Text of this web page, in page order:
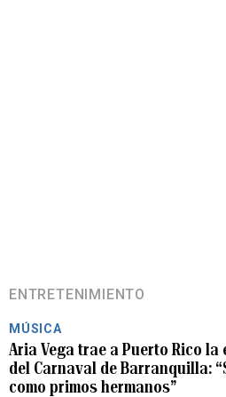
ENTRETENIMIENTO
MÚSICA
Aria Vega trae a Puerto Rico la
del Carnaval de Barranquilla:
como primos hermanos”